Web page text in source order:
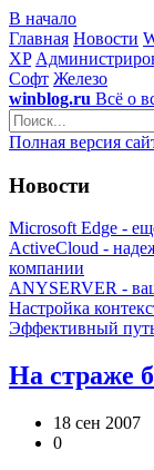
В начало
Главная Новости
XP
Софт Железо
winblog.ru Всё о
Полная версия
Новости
Microsoft Edge -
ActiveCloud -
компании
ANYSERVER -
Настройка
Эффективный
На страже
18 сен 2007
0